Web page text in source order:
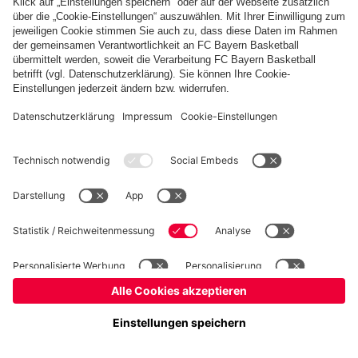
Kinder- und Jugendschutz Hinweisgebersystem FAQ Kontakt
Verträge hier kündigen Cookie-Einstellungen